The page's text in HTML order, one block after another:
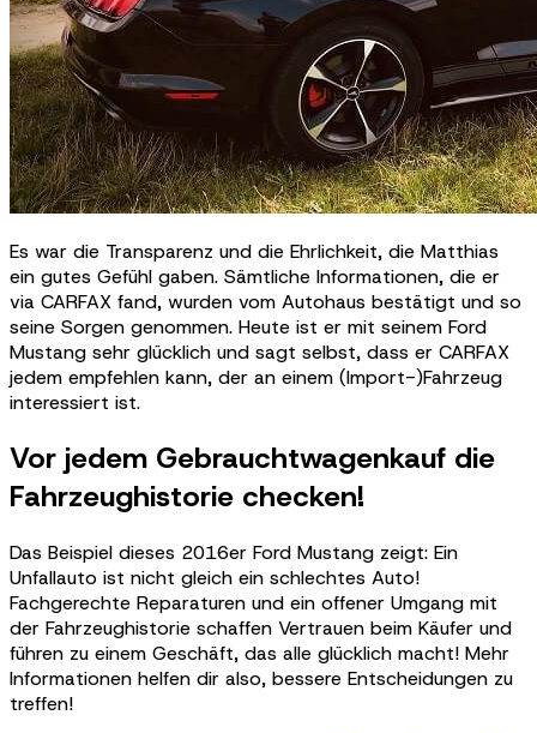
Es war die Transparenz und die Ehrlichkeit, die Matthias
ein gutes Gefühl gaben. Sämtliche Informationen, die er
via CARFAX fand, wurden vom Autohaus bestätigt und so
seine Sorgen genommen. Heute ist er mit seinem Ford
Mustang sehr glücklich und sagt selbst, dass er CARFAX
jedem empfehlen kann, der an einem (Import-)Fahrzeug
interessiert ist.
Vor jedem Gebrauchtwagenkauf die
Fahrzeughistorie checken!
Das Beispiel dieses 2016er Ford Mustang zeigt: Ein
Unfallauto ist nicht gleich ein schlechtes Auto!
Fachgerechte Reparaturen und ein offener Umgang mit
der Fahrzeughistorie schaffen Vertrauen beim Käufer und
führen zu einem Geschäft, das alle glücklich macht! Mehr
Informationen helfen dir also, bessere Entscheidungen zu
treffen!